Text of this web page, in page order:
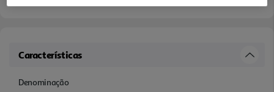
Características
Denominação